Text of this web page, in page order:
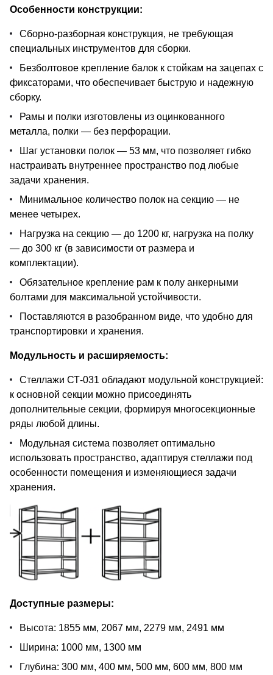
Особенности конструкции:
Сборно-разборная конструкция, не требующая
специальных инструментов для сборки.
Безболтовое крепление балок к стойкам на зацепах с
фиксаторами, что обеспечивает быструю и надежную
сборку.
Рамы и полки изготовлены из оцинкованного
металла, полки — без перфорации.
Шаг установки полок — 53 мм, что позволяет гибко
настраивать внутреннее пространство под любые
задачи хранения.
Минимальное количество полок на секцию — не
менее четырех.
Нагрузка на секцию — до 1200 кг, нагрузка на полку
— до 300 кг (в зависимости от размера и
комплектации).
Обязательное крепление рам к полу анкерными
болтами для максимальной устойчивости.
Поставляются в разобранном виде, что удобно для
транспортировки и хранения.
Модульность и расширяемость:
Стеллажи СТ-031 обладают модульной конструкцией:
к основной секции можно присоединять
дополнительные секции, формируя многосекционные
ряды любой длины.
Модульная система позволяет оптимально
использовать пространство, адаптируя стеллажи под
особенности помещения и изменяющиеся задачи
хранения.
Доступные размеры:
Высота: 1855 мм, 2067 мм, 2279 мм, 2491 мм
Ширина: 1000 мм, 1300 мм
Глубина: 300 мм, 400 мм, 500 мм, 600 мм, 800 мм